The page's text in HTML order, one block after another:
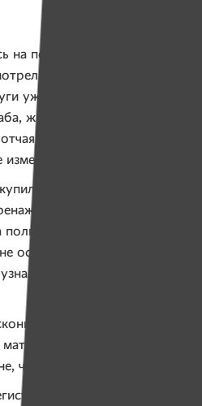
полу после очередной
на себя со стороны.
уже вышли замуж, родили
живу с матерью-
И это был тот пик,
весы и завела дневник
зал и параллельно
она сбросила 30
остановилась и пошла
о своей
на своей
для своей мамы.
что я свечусь.
на сайте